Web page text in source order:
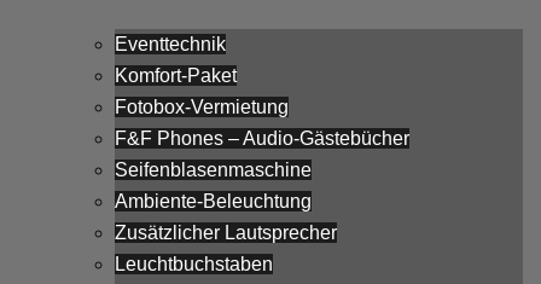
Eventtechnik
Komfort-Paket
Fotobox-Vermietung
F&F Phones – Audio-Gästebücher
Seifenblasenmaschine
Ambiente-Beleuchtung
Zusätzlicher Lautsprecher
Leuchtbuchstaben